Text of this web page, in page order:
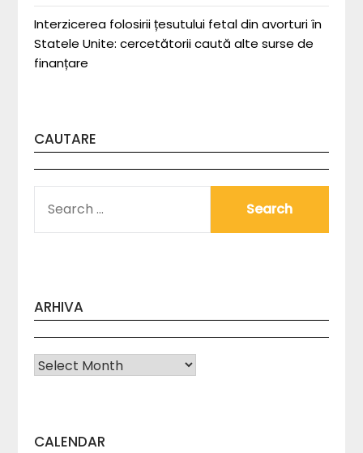
Interzicerea folosirii țesutului fetal din avorturi în
Statele Unite: cercetătorii caută alte surse de
finanțare
CAUTARE
FOR:
ARHIVA
Arhiva
CALENDAR